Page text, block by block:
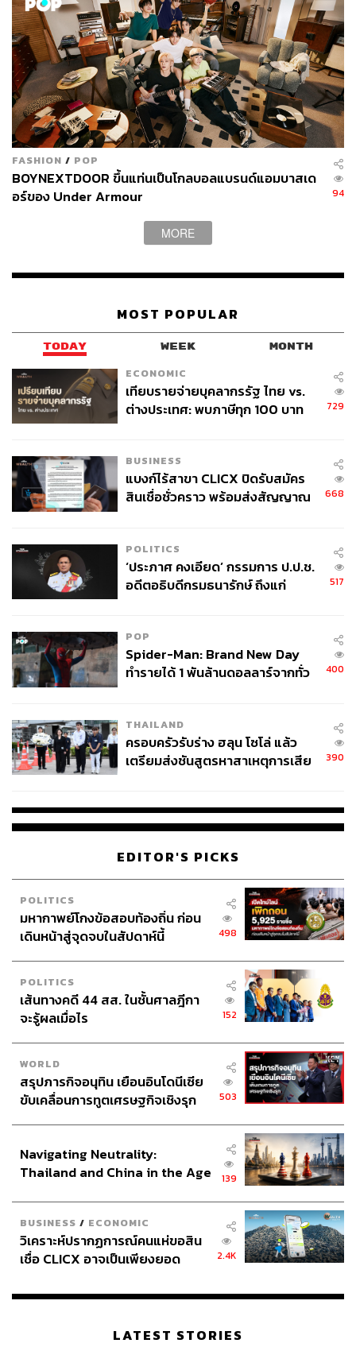
FASHION / POP
BOYNEXTDOOR ขึ้นแท่นเป็นโกลบอลแบรนด์แอมบาสเด
อร์ของ Under Armour
94
MORE
MOST POPULAR
TODAY WEEK MONTH
ECONOMIC
เทียบรายจ่ายบุคลากรรัฐ ไทย vs.
ต่างประเทศ: พบภาษีทุก 100 บาท
729
BUSINESS
แบงก์ไร้สาขา CLICX ปิดรับสมัคร
สินเชื่อชั่วคราว พร้อมส่งสัญญาณ
668
POLITICS
‘ประภาศ คงเอียด’ กรรมการ ป.ป.ช.
อดีตอธิบดีกรมธนารักษ์ ถึงแก่
517
POP
Spider-Man: Brand New Day
ทำรายได้ 1 พันล้านดอลลาร์จากทั่ว
400
THAILAND
ครอบครัวรับร่าง ฮลุน โซโล่ แล้ว
เตรียมส่งชันสูตรหาสาเหตุการเสีย
390
EDITOR'S PICKS
POLITICS
มหากาพย์โกงข้อสอบท้องถิ่น ก่อน
เดินหน้าสู่จุดจบในสัปดาห์นี้
498
POLITICS
เส้นทางคดี 44 สส. ในชั้นศาลฎีกา
จะรู้ผลเมื่อไร
152
WORLD
สรุปภารกิจอนุทิน เยือนอินโดนีเซีย
ขับเคลื่อนการทูตเศรษฐกิจเชิงรุก
503
Navigating Neutrality:
Thailand and China in the Age
139
BUSINESS / ECONOMIC
วิเคราะห์ปรากฏการณ์คนแห่ขอสิน
เชื่อ CLICX อาจเป็นเพียงยอด
เรือนไทยที่ถูกซุกไว้
2.4K
LATEST STORIES